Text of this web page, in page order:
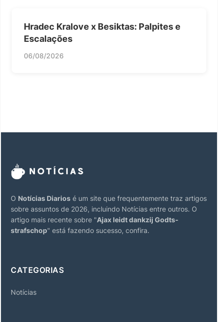
Hradec Kralove x Besiktas: Palpites e
Escalações
06/08/2026
O Notícias Diarios é um site que frequentemente traz artigos
sobre assuntos de 2026, incluindo Notícias entre outros. O
artigo mais recente sobre "Ajax leidt dankzij Godts-
strafschop" está fazendo sucesso, confira.
CATEGORIAS
Notícias